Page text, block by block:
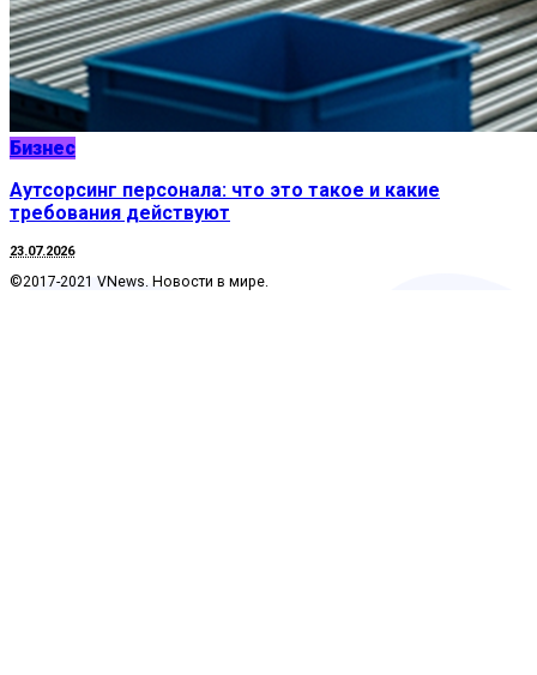
Бизнес
Аутсорсинг персонала: что это такое и какие
требования действуют
23.07.2026
©2017-2021 VNews. Новости в мире.